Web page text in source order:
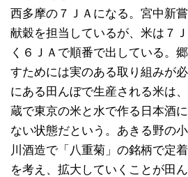
西多摩の７ＪＡになる。宮中新
献穀を担当しているが、米は７
く６ＪＡで順番で出している。
すためには実のある取り組みが
にある田んぼで生産される米は
蔵で東京の米と水で作る日本酒
ない状態だという。あきる野の
川酒造で「八重菊」の銘柄で定
を考え、拡大していくことが田